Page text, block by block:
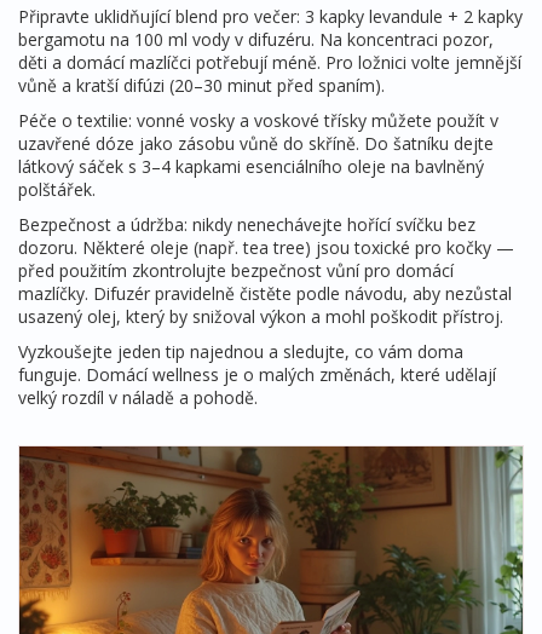
Připravte uklidňující blend pro večer: 3 kapky levandule + 2 kapky
bergamotu na 100 ml vody v difuzéru. Na koncentraci pozor,
děti a domácí mazlíčci potřebují méně. Pro ložnici volte jemnější
vůně a kratší difúzi (20–30 minut před spaním).
Péče o textilie: vonné vosky a voskové třísky můžete použít v
uzavřené dóze jako zásobu vůně do skříně. Do šatníku dejte
látkový sáček s 3–4 kapkami esenciálního oleje na bavlněný
polštářek.
Bezpečnost a údržba: nikdy nenechávejte hořící svíčku bez
dozoru. Některé oleje (např. tea tree) jsou toxické pro kočky —
před použitím zkontrolujte bezpečnost vůní pro domácí
mazlíčky. Difuzér pravidelně čistěte podle návodu, aby nezůstal
usazený olej, který by snižoval výkon a mohl poškodit přístroj.
Vyzkoušejte jeden tip najednou a sledujte, co vám doma
funguje. Domácí wellness je o malých změnách, které udělají
velký rozdíl v náladě a pohodě.